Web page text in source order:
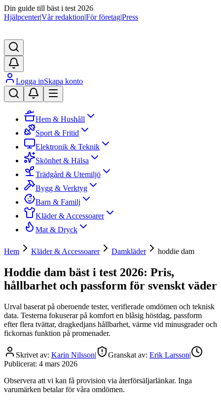
Din guide till bäst i test 2026
Hjälpcenter|Vår redaktion|För företag|Press
Logga inSkapa konto
Hem & Hushåll
Sport & Fritid
Elektronik & Teknik
Skönhet & Hälsa
Trädgård & Utemiljö
Bygg & Verktyg
Barn & Familj
Kläder & Accessoarer
Mat & Dryck
Hem Kläder & Accessoarer Damkläder hoddie dam
Hoddie dam bäst i test 2026: Pris,
hållbarhet och passform för svenskt väder
Urval baserat på oberoende tester, verifierade omdömen och teknisk
data. Testerna fokuserar på komfort en blåsig höstdag, passform
efter flera tvättar, dragkedjans hållbarhet, värme vid minusgrader och
fickornas funktion på promenader.
Skrivet av: Karin Nilsson| Granskat av: Erik Larsson|
Publicerat: 4 mars 2026
Observera att vi kan få provision via återförsäljarlänkar. Inga
varumärken betalar för våra omdömen.